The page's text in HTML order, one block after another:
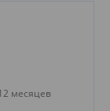
месяцев